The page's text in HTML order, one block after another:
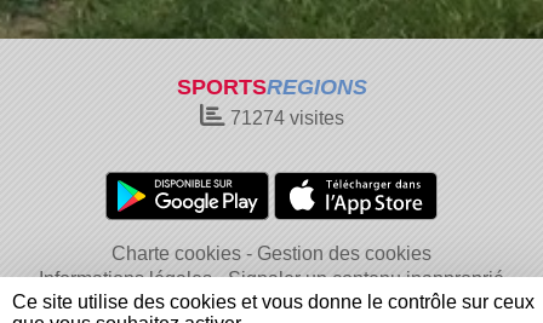
SPORTSREGIONS
71274visites
Charte cookies
Gestion des cookies
Informations légales
Signaler un contenu inapproprié
Ce site utilise des cookies et vous donne le contrôle sur ceux